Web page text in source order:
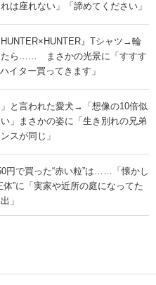
は座れない」「諦めてください」
』Tシャツ→輪
たら…… まさかの光景に「すすす
イター買ってきます」
」と言われた愛犬→「想像の10倍似
」まさかの姿に「生き別れの兄弟
スが同じ」
円で買った“赤い粒”は……「懐かし
”に「実家や近所の庭になってた
」